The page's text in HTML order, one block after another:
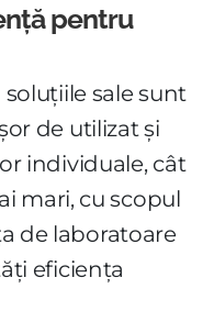
pentru
sale sunt
de utilizat și
individuale, cât
mari, cu scopul
de laboratoare
eficiența